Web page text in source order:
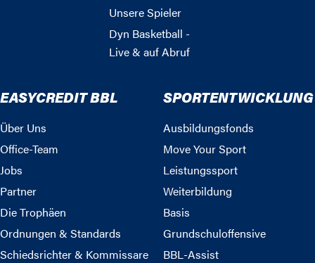
Unsere Spieler
Dyn Basketball -
Live & auf Abruf
EASYCREDIT BBL
Über Uns
Office-Team
Jobs
Partner
Die Trophäen
Ordnungen & Standards
Schiedsrichter & Kommissare
SPORTENTWICKLUNG
Ausbildungsfonds
Move Your Sport
Leistungssport
Weiterbildung
Basis
Grundschuloffensive
BBL-Assist